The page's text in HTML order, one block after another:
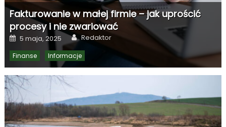
Fakturowanie w małej firmie – jak uprościć
procesy i nie zwariować
Posted
on
5 maja, 2025 Author
Redaktor
Finanse Informacje